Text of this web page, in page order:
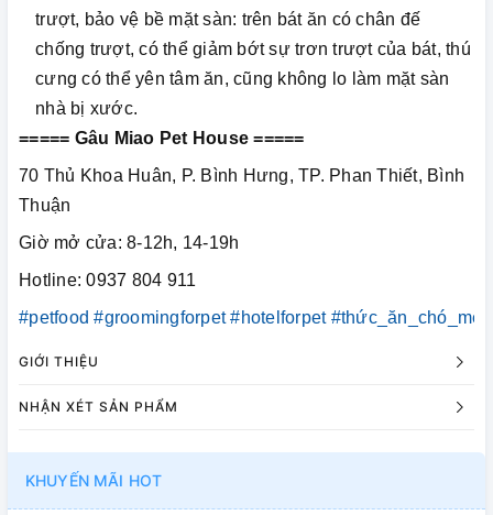
trượt, bảo vệ bề mặt sàn: trên bát ăn có chân đế
chống trượt, có thể giảm bớt sự trơn trượt của bát, thú
cưng có thể yên tâm ăn, cũng không lo làm mặt sàn
nhà bị xước.
===== Gâu Miao Pet House =====
70 Thủ Khoa Huân, P. Bình Hưng, TP. Phan Thiết, Bình
Thuận
Giờ mở cửa: 8-12h, 14-19h
Hotline: 0937 804 911
#petfood #groomingforpet #hotelforpet #thức_ăn_chó_mèo
GIỚI THIỆU
NHẬN XÉT SẢN PHẨM
KHUYẾN MÃI HOT